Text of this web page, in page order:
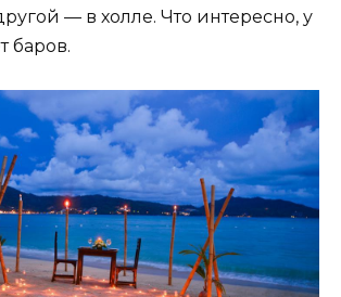
— в холле. Что интересно, у
баров.